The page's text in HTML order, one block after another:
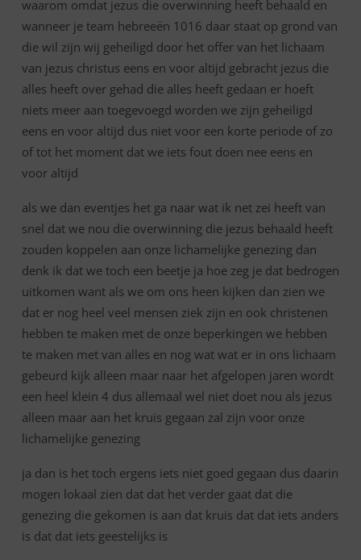
waarom omdat jezus die overwinning heeft behaald en
wanneer je team hebreeën 1016 daar staat op grond van
die wil zijn wij geheiligd door het offer van het lichaam
van jezus christus eens en voor altijd gebracht jezus die
alles heeft over gehad die alles heeft gedaan er hoeft
niets meer aan toegevoegd worden we zijn geheiligd
eens en voor altijd dus niet voor een korte periode of zo
of tot het moment dat we iets fout doen nee eens en
voor altijd
als we dan eventjes het ga naar wat ik net zei heeft van
snel dat we nou die overwinning die jezus behaald heeft
zouden koppelen aan onze lichamelijke genezing dan
denk ik dat we toch een beetje ja hoe zeg je dat bedrogen
uitkomen want als we om ons heen kijken dan zien we
dat er nog heel veel mensen ziek zijn en ook christenen
hebben te maken met de onze beperkingen we hebben
te maken met van alles en nog wat wat er in ons lichaam
gebeurd kijk alleen maar naar het afgelopen jaren wordt
een heel klein 4 dus allemaal wel niet doet nou als jezus
alleen maar aan het kruis gegaan zal zijn voor onze
lichamelijke genezing
ja dan is het toch ergens iets niet goed gegaan dus daarin
mogen lokaal zien dat dat het verder gaat dat die
genezing die gekomen is aan dat kruis dat dat iets anders
is dat dat iets geestelijks is